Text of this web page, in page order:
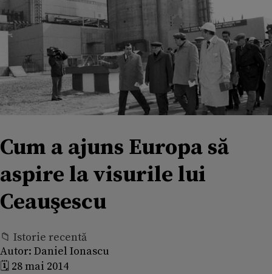
Cum a ajuns Europa să
aspire la visurile lui
Ceauşescu
📁 Istorie recentă
Autor: Daniel Ionascu
🗓️ 28 mai 2014